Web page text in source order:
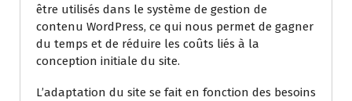
être utilisés dans le système de gestion de
contenu WordPress, ce qui nous permet de gagner
du temps et de réduire les coûts liés à la
conception initiale du site.
L’adaptation du site se fait en fonction des besoins